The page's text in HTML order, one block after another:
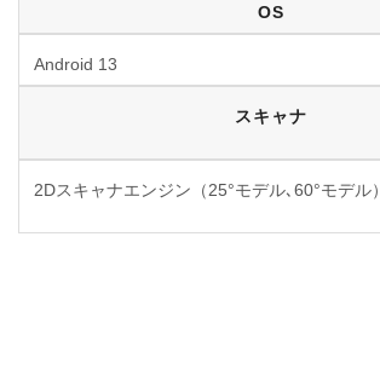
OS
Android 13
スキャナ
2Dスキャナエンジン（25°モデル､60°モデル）